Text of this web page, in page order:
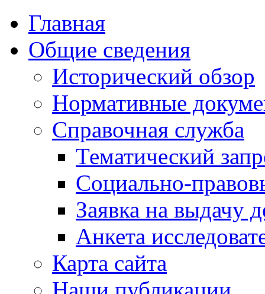
Главная
Общие сведения
Исторический обзор
Нормативные
Справочная служба
Тематический
Социально-
Заявка на выдачу
Анкета
Карта сайта